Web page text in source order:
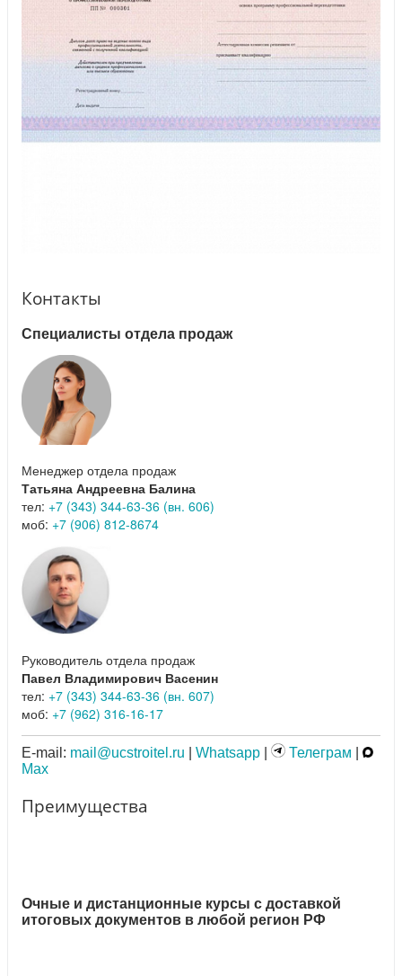
Контакты
Специалисты отдела продаж
Менеджер отдела продаж
Татьяна Андреевна Балина
тел: +7 (343) 344-63-36 (вн. 606)
моб: +7 (906) 812-8674
Руководитель отдела продаж
Павел Владимирович Васенин
тел: +7 (343) 344-63-36 (вн. 607)
моб: +7 (962) 316-16-17
E-mail: mail@ucstroitel.ru Whatsapp Телеграм
Max
Преимущества
Очные и дистанционные курсы с доставкой
итоговых документов в любой регион РФ